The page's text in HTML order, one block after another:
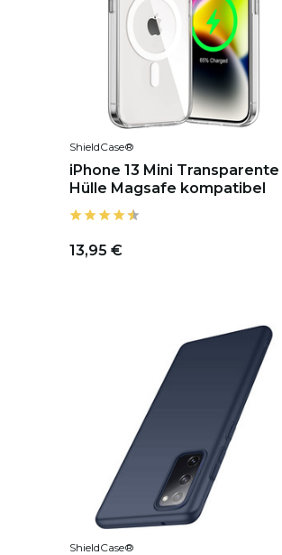
ShieldCase®
iPhone 13 Mini Transparente
Hülle Magsafe kompatibel
13,95 €
ShieldCase®